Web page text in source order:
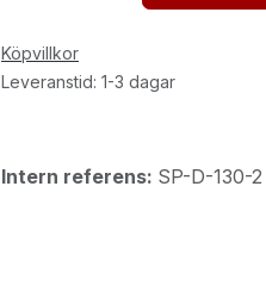
Köpvillkor
Leveranstid: 1-3 dagar
Intern referens: SP-D-130-2